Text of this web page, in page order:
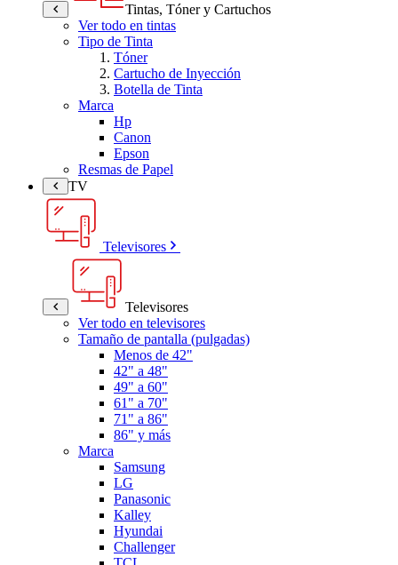
Tintas, Tóner y Cartuchos
Ver todo en tintas
Tipo de Tinta
Tóner
Cartucho de Inyección
Botella de Tinta
Marca
Hp
Canon
Epson
Resmas de Papel
TV
Televisores
Televisores
Ver todo en televisores
Tamaño de pantalla (pulgadas)
Menos de 42"
42" a 48"
49" a 60"
61" a 70"
71" a 86"
86" y más
Marca
Samsung
LG
Panasonic
Kalley
Hyundai
Challenger